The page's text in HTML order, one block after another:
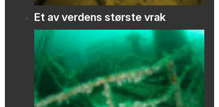
Et av verdens største vrak